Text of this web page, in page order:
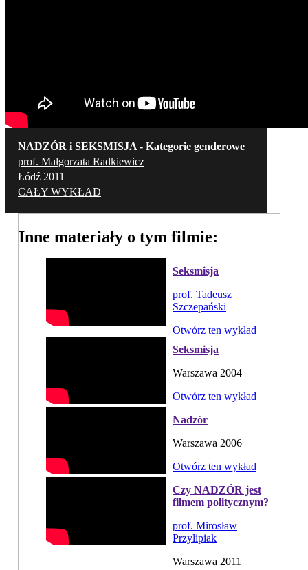
NADZÓR i SEKSMISJA - Kategorie genderowe
prof. Małgorzata Radkiewicz
Łódź 2011
CAŁY WYKŁAD
Inne materiały o tym filmie:
Seksmisja
prof. Tadeusz
Szczepański
Otwórz ten wykład
Seksmisja
Warszawa 2004
Otwórz ten wykład
Nadzór
Warszawa 2006
Otwórz ten wykład
Czy NADZÓR jest
filmem politycznym?
prof. Mirosław
Przylipiak
Warszawa 2011